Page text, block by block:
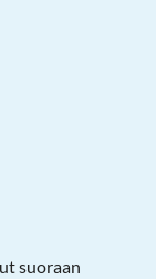
suoraan